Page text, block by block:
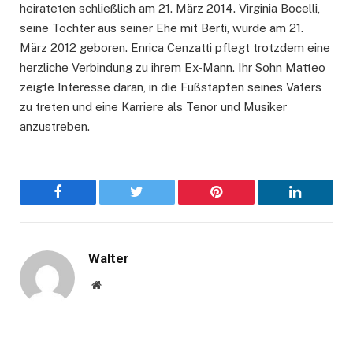
heirateten schließlich am 21. März 2014. Virginia Bocelli,
seine Tochter aus seiner Ehe mit Berti, wurde am 21.
März 2012 geboren. Enrica Cenzatti pflegt trotzdem eine
herzliche Verbindung zu ihrem Ex-Mann. Ihr Sohn Matteo
zeigte Interesse daran, in die Fußstapfen seines Vaters
zu treten und eine Karriere als Tenor und Musiker
anzustreben.
Facebook Twitter Pinterest LinkedIn
Walter
Website